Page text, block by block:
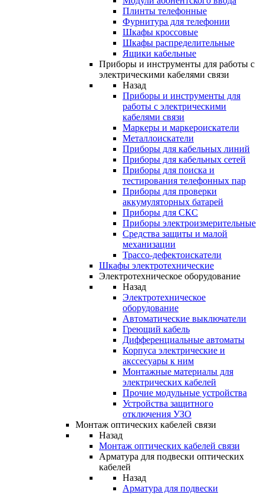
Плинты телефонные
Фурнитура для телефонии
Шкафы кроссовые
Шкафы распределительные
Ящики кабельные
Приборы и инструменты для работы с
электрическими кабелями связи
Назад
Приборы и инструменты для
работы с электрическими
кабелями связи
Маркеры и маркероискатели
Металлоискатели
Приборы для кабельных линий
Приборы для кабельных сетей
Приборы для поиска и
тестирования телефонных пар
Приборы для проверки
аккумуляторных батарей
Приборы для СКС
Приборы электроизмерительные
Средства защиты и малой
механизации
Трассо-дефектоискатели
Шкафы электротехнические
Электротехническое оборудование
Назад
Электротехническое
оборудование
Автоматические выключатели
Греющий кабель
Дифференциальные автоматы
Корпуса электрические и
акссесуары к ним
Монтажные материалы для
электрических кабелей
Прочие модульные устройства
Устройства защитного
отключения УЗО
Монтаж оптических кабелей связи
Назад
Монтаж оптических кабелей связи
Арматура для подвески оптических
кабелей
Назад
Арматура для подвески